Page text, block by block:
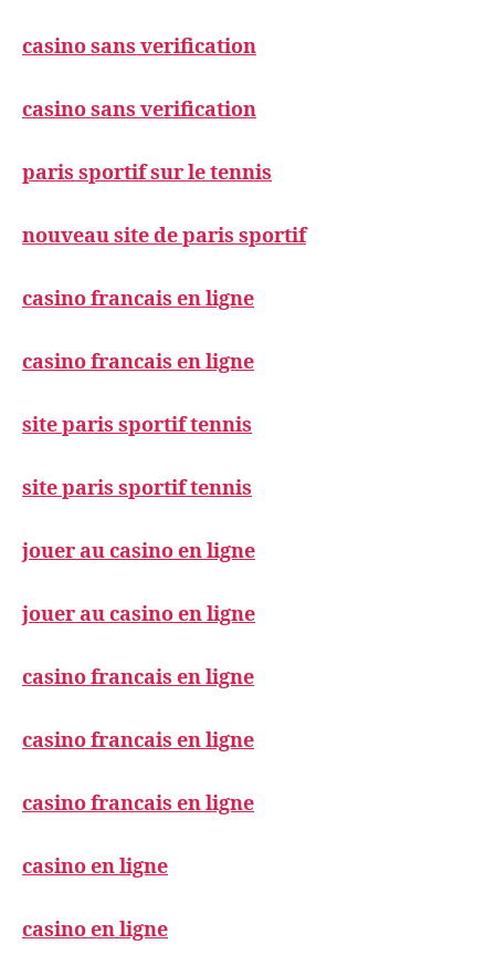
casino sans verification
casino sans verification
paris sportif sur le tennis
nouveau site de paris sportif
casino francais en ligne
casino francais en ligne
site paris sportif tennis
site paris sportif tennis
jouer au casino en ligne
jouer au casino en ligne
casino francais en ligne
casino francais en ligne
casino francais en ligne
casino en ligne
casino en ligne